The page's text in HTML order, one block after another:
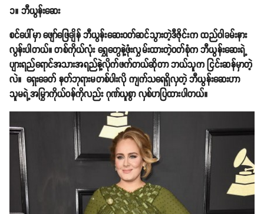
၁။ ဘီယွန်းဆေး
စင်ပေါ်မှာ ဖျော်ဖြေချိန် ဘီယွန်းဆေးဝတ်ဆင်သွားတဲ့ဒီဇိုင်းက ထည်ဝါခမ်းနား
လွန်းပါတယ်။ တစ်ကိုယ်လုံး ရွှေတွေနဲ့ဖုံးလွှမ်းထားတဲ့ဝတ်စုံက ဘီယွန်းဆေးရဲ့
ပျားရည်ရောင်အသားအရည်နဲ့လိုက်ဖက်တယ်ဆိုတာ ဘယ်သူက ငြင်းဆန်မှာတဲ့
လဲ။ ရှေးခေတ် နတ်ဘုရားမတစ်ပါးလို ကျက်သရေရှိလှတဲ့ ဘီယွန်းဆေးဟာ
သူမရဲ့အမြွှာကိုယ်ဝန်ကိုလည်း ဂုဏ်ယူစွာ လှစ်ဟပြထားပါတယ်။